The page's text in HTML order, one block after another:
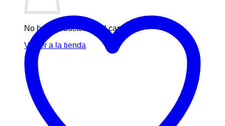
No hay productos en el carrito.
Volver a la tienda